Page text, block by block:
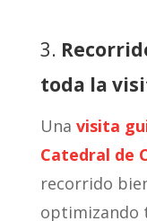
3.
toda la
Una visita
Catedral de
recorrido
optimizando